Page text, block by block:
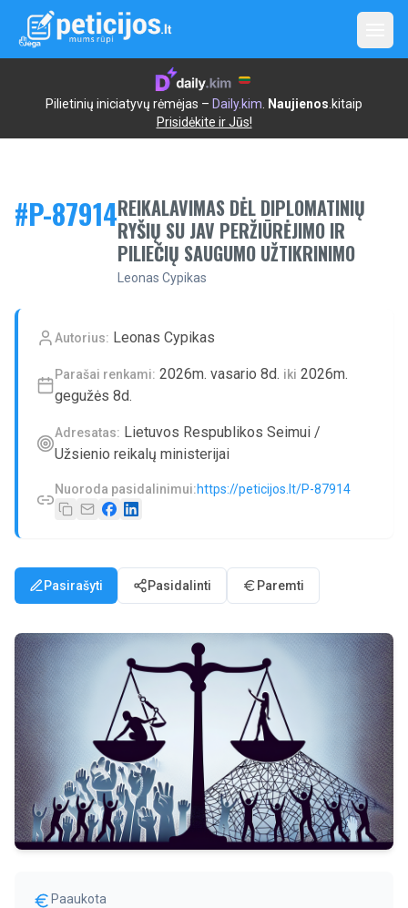
Pilietinių iniciatyvų rėmėjas – Daily.kim Naujienos .kitaip
Prisidėkite ir Jūs!
#P-87914REIKALAVIMAS DĖL DIPLOMATINIŲ
RYŠIŲ SU JAV PERŽIŪRĖJIMO IR
PILIEČIŲ SAUGUMO UŽTIKRINIMO
Leonas Cypikas
Autorius: Leonas Cypikas
Parašai renkami: 2026m. vasario 8d. iki 2026m.
gegužės 8d.
Adresatas: Lietuvos Respublikos Seimui /
Užsienio reikalų ministerijai
Nuoroda pasidalinimui:https://peticijos.lt/P-87914
Pasirašyti Pasidalinti Paremti
Paaukota